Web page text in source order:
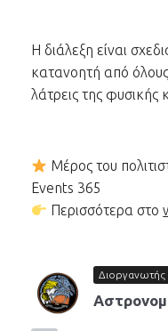
Η διάλεξη είναι
κατανοητή από
λάτρεις της φυσικής
Μέρος του
Events 365
Περισσότερα στο